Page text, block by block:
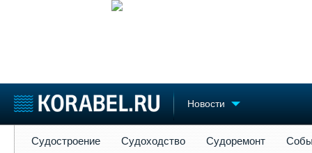
Новости
Судостроение Судоходство Судоремонт